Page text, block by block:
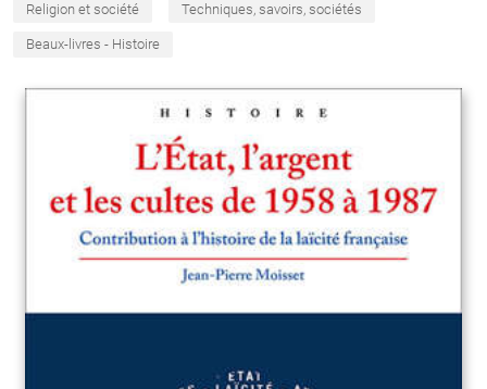
Religion et société Techniques, savoirs, sociétés
Beaux-livres - Histoire